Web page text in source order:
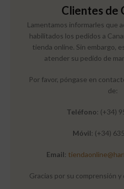
Clientes de
Lamentamos informarles que
habilitados los pedidos a
tienda online. Sin embargo,
atender su pedido de
Por favor, póngase en
de:
Teléfono: (+34)
Móvil: (+34)
Email:
Gracias por su comprensión